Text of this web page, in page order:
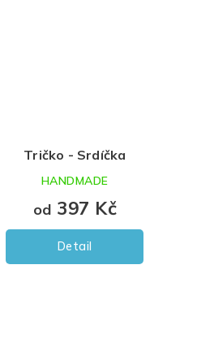
Tričko - Srdíčka
od 397 Kč
Detail
HANDMADE